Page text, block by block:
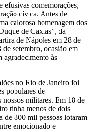
efusivas comemorações,
cívica. Antes de
calorosa homenagem dos
de Caxias”, da
de Nápoles em 28 de
setembro, ocasião em
às
no Rio de Janeiro foi
populares de
nossosmilitares. Em 18 de
tinha menos de dois
de 800 mil pessoas lotaram
emocionado e